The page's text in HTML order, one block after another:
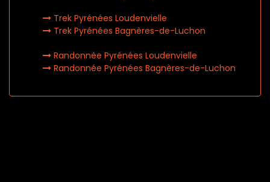
Trek Pyrénées Loudenvielle
Trek Pyrénées Bagnères-de-Luchon
Randonnée Pyrénées Loudenvielle
Randonnée Pyrénées Bagnères-de-Luchon